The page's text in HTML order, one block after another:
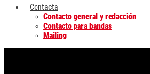
Contacta
Contacto general y redacción
Contacto para bandas
Mailing